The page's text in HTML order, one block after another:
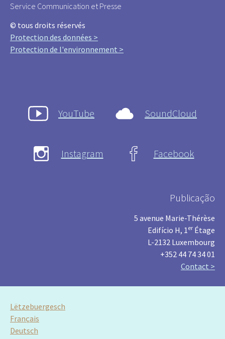
Service Communication et Presse
© tous droits réservés
Protection des données >
Protection de l'environnement >
YouTube SoundCloud
Instagram Facebook
Publicação
5 avenue Marie-Thérèse
Edifício H, 1 er Étage
L-2132 Luxembourg
+352 44 74 34 01
Contact >
Lëtzebuergesch
Français
Deutsch